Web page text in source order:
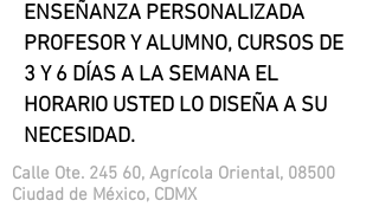
ENSEÑANZA PERSONALIZADA
PROFESOR Y ALUMNO, CURSOS DE
3 Y 6 DÍAS A LA SEMANA EL
HORARIO USTED LO DISEÑA A SU
NECESIDAD.
Calle Ote. 245 60, Agrícola Oriental, 08500
Ciudad de México, CDMX